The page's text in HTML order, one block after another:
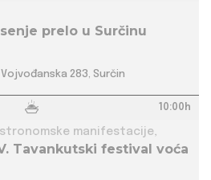
prelo u Surčinu
Vojvođanska 283, Surčin
10:00h
manifestacije,
Tavankutski festival voća